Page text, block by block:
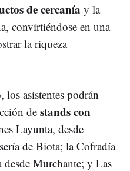
de cercanía y la
convirtiéndose en una
la riqueza
asistentes podrán
de stands con
Layunta, desde
de Biota; la Cofradía
Murchante; y Las